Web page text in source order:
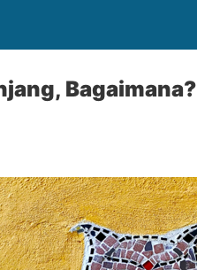
Bagaimana?